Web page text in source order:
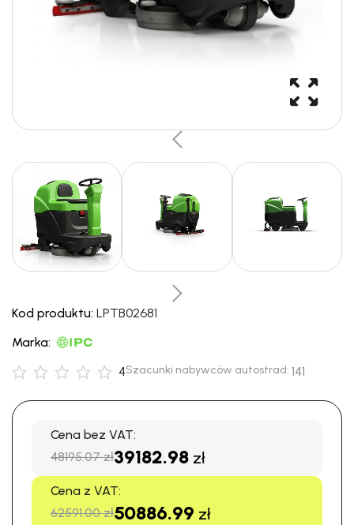
Kod produktu: LPTB02681
Marka:
4Szacunki nabywców autostrad: 141
Cena bez VAT:
48195.07 zł39182.98 zł
Cena z VAT:
62591.00 zł50886.99 zł